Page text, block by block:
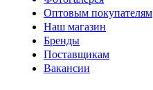
Оптовым покупателям
Наш магазин
Бренды
Поставщикам
Вакансии